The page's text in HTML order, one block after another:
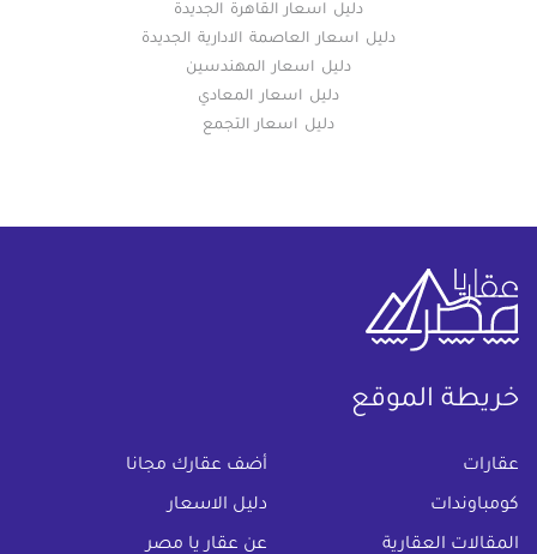
دليل اسعار القاهرة الجديدة
دليل اسعار العاصمة الادارية الجديدة
دليل اسعار المهندسين
دليل اسعار المعادي
دليل اسعار التجمع
خريطة الموقع
عقارات أضف عقارك مجانا
كومباوندات دليل الاسعار
المقالات العقارية عن عقار يا مصر